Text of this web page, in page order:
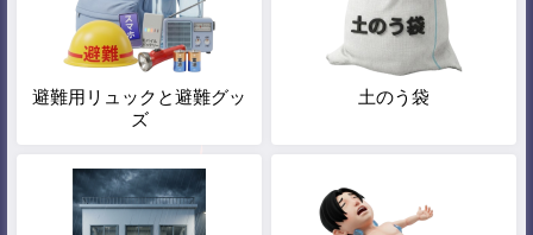
避難用リュックと避難グッ
ズ
土のう袋